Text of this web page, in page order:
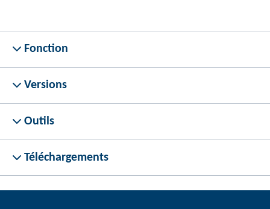
Fonction
Versions
Outils
Téléchargements